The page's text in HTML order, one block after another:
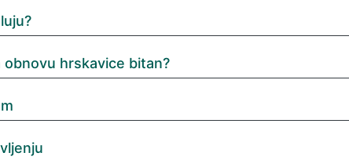
hrskavice bitan?